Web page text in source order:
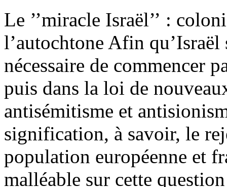
Le ’’miracle Israël’’ :
l’autochtone Afin
nécessaire de commencer
puis dans la loi de
antisémitisme et
signification, à savoir, le
population européenne et
malléable sur cette